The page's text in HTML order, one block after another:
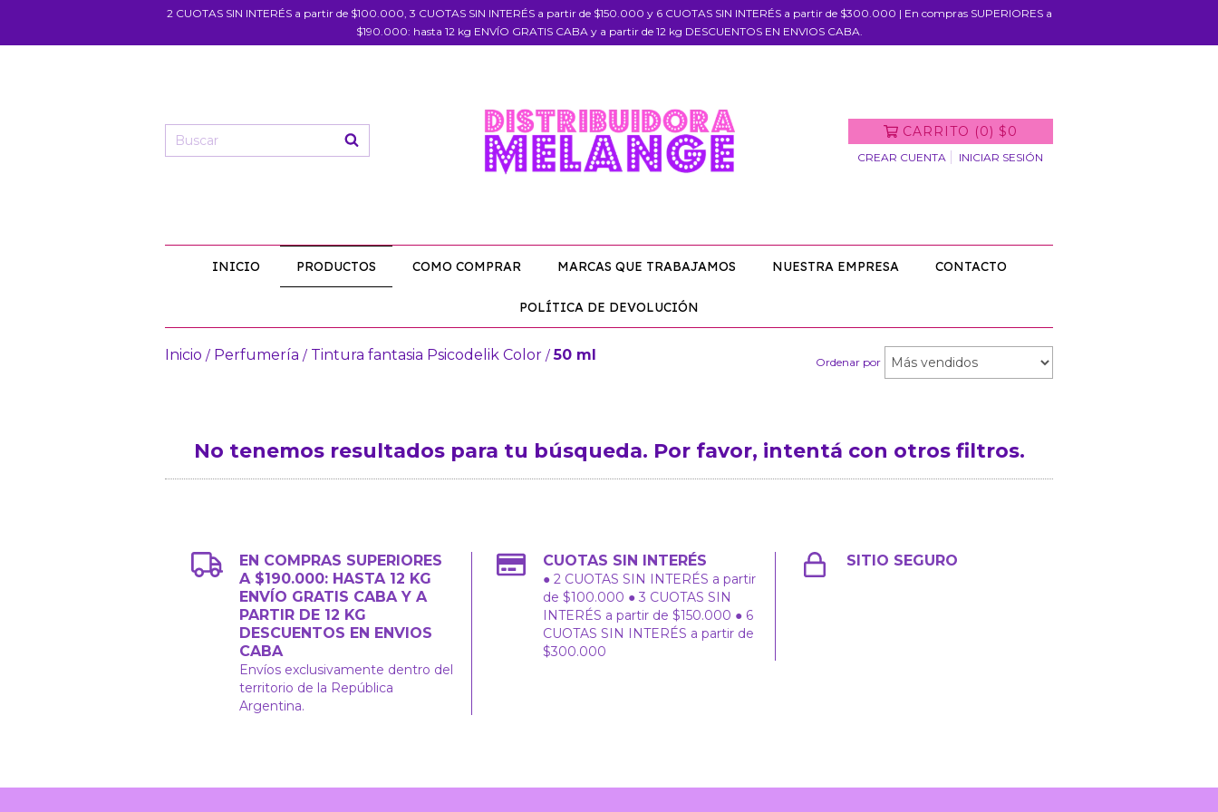
2 CUOTAS SIN INTERÉS a partir de $100.000, 3 CUOTAS SIN INTERÉS a partir de $150.000 y 6 CUOTAS SIN INTERÉS a partir de $300.000 | En compras SUPERIORES a
$190.000: hasta 12 kg ENVÍO GRATIS CABA y a partir de 12 kg DESCUENTOS EN ENVIOS CABA.
CARRITO (0) $0
CREAR CUENTA INICIAR SESIÓN
INICIO PRODUCTOS COMO COMPRAR MARCAS QUE TRABAJAMOS NUESTRA EMPRESA CONTACTO
POLÍTICA DE DEVOLUCIÓN
Inicio / Perfumería / Tintura fantasia Psicodelik Color / 50 ml Ordenar por
No tenemos resultados para tu búsqueda. Por favor, intentá con otros filtros.
EN COMPRAS SUPERIORES
A $190.000: HASTA 12 KG
ENVÍO GRATIS CABA Y A
PARTIR DE 12 KG
DESCUENTOS EN ENVIOS
CABA
Envíos exclusivamente dentro del
territorio de la República
Argentina.
CUOTAS SIN INTERÉS
● 2 CUOTAS SIN INTERÉS a partir
de $100.000 ● 3 CUOTAS SIN
INTERÉS a partir de $150.000 ● 6
CUOTAS SIN INTERÉS a partir de
$300.000
SITIO SEGURO